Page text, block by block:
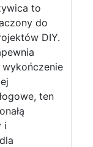
to
do
DIY.
wykończenie
ten
i